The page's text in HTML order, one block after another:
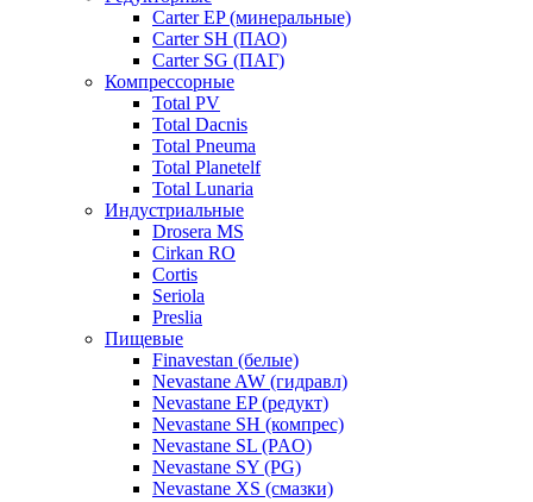
Carter EP (минеральные)
Carter SH (ПАО)
Carter SG (ПАГ)
Компрессорные
Total PV
Total Dacnis
Total Pneuma
Total Planetelf
Total Lunaria
Индустриальные
Drosera MS
Cirkan RO
Cortis
Seriola
Preslia
Пищевые
Finavestan (белые)
Nevastane AW (гидравл)
Nevastane EP (редукт)
Nevastane SH (компрес)
Nevastane SL (PAO)
Nevastane SY (PG)
Nevastane XS (смазки)